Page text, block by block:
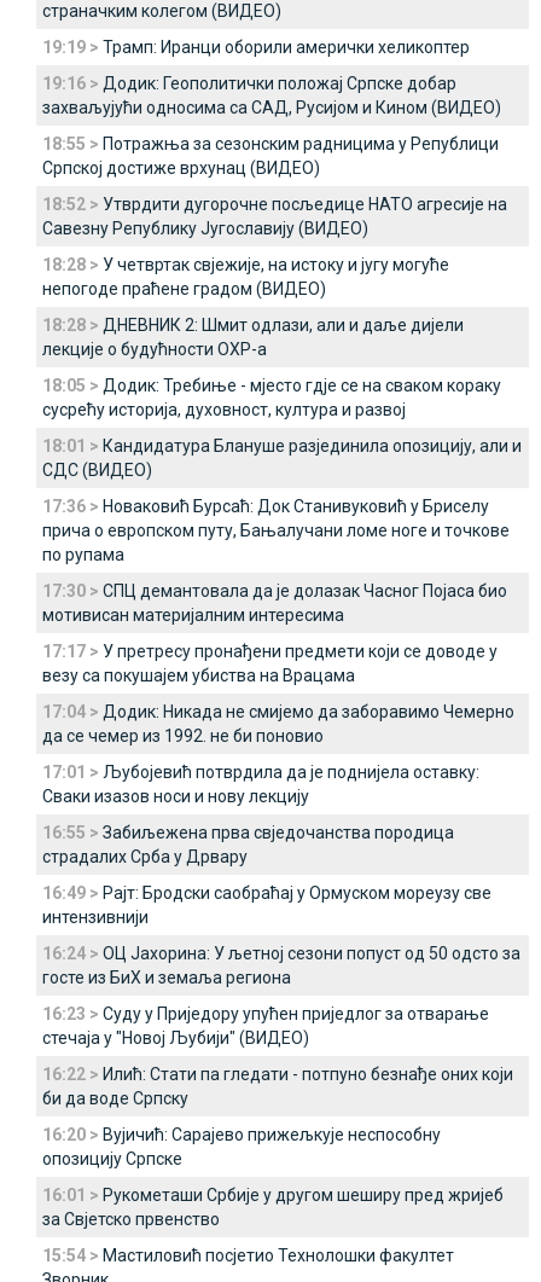
страначким колегом (ВИДЕО)
19:19 > Трамп: Иранци оборили амерички хеликоптер
19:16 > Додик: Геополитички положај Српске добар
захваљујући односима са САД, Русијом и Кином (ВИДЕО)
18:55 > Потражња за сезонским радницима у Републици
Српској достиже врхунац (ВИДЕО)
18:52 > Утврдити дугорочне посљедице НАТО агресије на
Савезну Републику Југославију (ВИДЕО)
18:28 > У четвртак свјежије, на истоку и југу могуће
непогоде праћене градом (ВИДЕО)
18:28 > ДНЕВНИК 2: Шмит одлази, али и даље дијели
лекције о будућности ОХР-а
18:05 > Додик: Требиње - мјесто гдје се на сваком кораку
сусрећу историја, духовност, култура и развој
18:01 > Кандидатура Блануше разјединила опозицију, али и
СДС (ВИДЕО)
17:36 > Новаковић Бурсаћ: Док Станивуковић у Бриселу
прича о европском путу, Бањалучани ломе ноге и точкове
по рупама
17:30 > СПЦ демантовала да је долазак Часног Појаса био
мотивисан материјалним интересима
17:17 > У претресу пронађени предмети који се доводе у
везу са покушајем убиства на Врацама
17:04 > Додик: Никада не смијемо да заборавимо Чемерно
да се чемер из 1992. не би поновио
17:01 > Љубојевић потврдила да је поднијела оставку:
Сваки изазов носи и нову лекцију
16:55 > Забиљежена прва свједочанства породица
страдалих Срба у Дрвару
16:49 > Рајт: Бродски саобраћај у Ормуском мореузу све
интензивнији
16:24 > ОЦ Јахорина: У љетној сезони попуст од 50 одсто за
госте из БиХ и земаља региона
16:23 > Суду у Приједору упућен приједлог за отварање
стечаја у "Новој Љубији" (ВИДЕО)
16:22 > Илић: Стати па гледати - потпуно безнађе оних који
би да воде Српску
16:20 > Вујичић: Сарајево прижељкује неспособну
опозицију Српске
16:01 > Рукометаши Србије у другом шеширу пред жријеб
за Свјетско првенство
15:54 > Мастиловић посјетио Технолошки факултет